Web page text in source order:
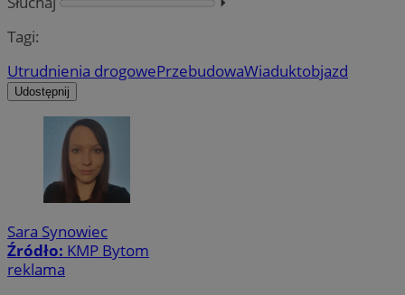
Tagi:
Utrudnienia drogowePrzebudowaWiaduktobjazd
Udostępnij
Sara Synowiec
Źródło: KMP Bytom
reklama